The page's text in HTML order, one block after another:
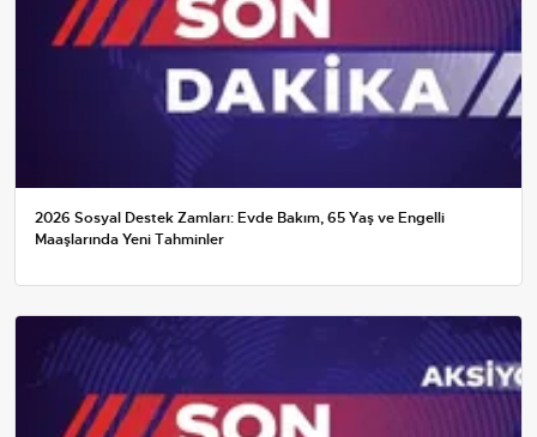
2026 Sosyal Destek Zamları: Evde Bakım, 65 Yaş ve Engelli
Maaşlarında Yeni Tahminler